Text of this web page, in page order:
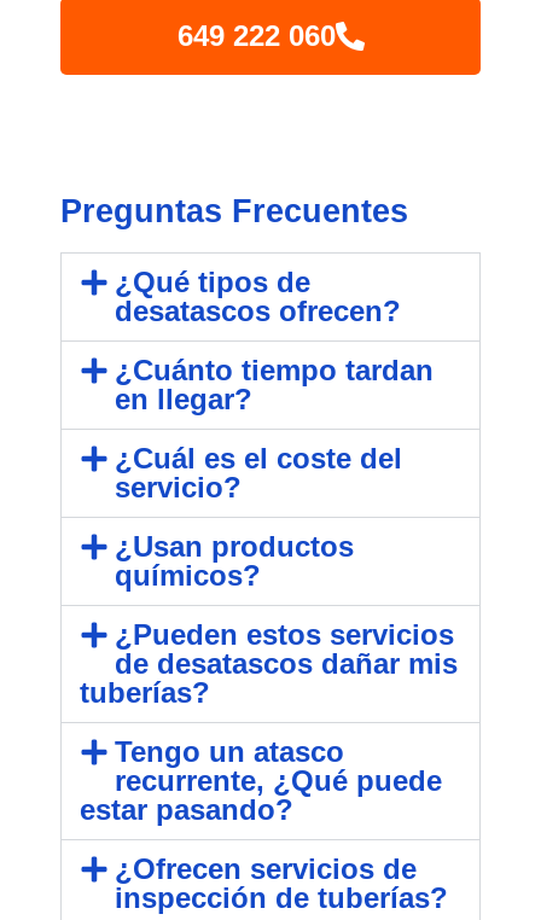
649 222 060
Preguntas Frecuentes
¿Qué tipos de
desatascos ofrecen?
¿Cuánto tiempo tardan
en llegar?
¿Cuál es el coste del
servicio?
¿Usan productos
químicos?
¿Pueden estos servicios
de desatascos dañar mis
tuberías?
Tengo un atasco
recurrente, ¿Qué puede
estar pasando?
¿Ofrecen servicios de
inspección de tuberías?